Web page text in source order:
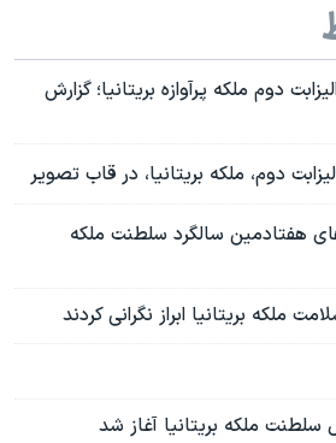
دوم ملکه پرآوازه بریتانیا؛ گزارش
دوم، ملکه بریتانیا، در قاب تصویر
هفتادمین سالگرد سلطنت ملکه
ملکه بریتانیا ابراز نگرانی کردند
ملکه بریتانیا آغاز شد